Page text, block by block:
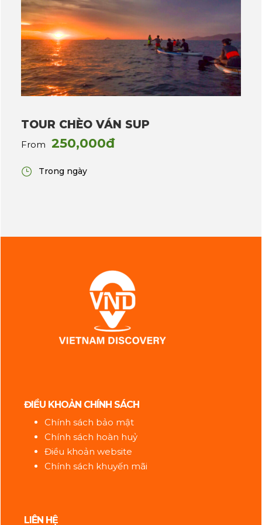
TOUR CHÈO VÁN SUP
From 250,000đ
Trong ngày
ĐIỀU KHOẢN CHÍNH SÁCH
Chính sách bảo mật
Chính sách hoàn huỷ
Điều khoản website
Chính sách khuyến mãi
LIÊN HỆ